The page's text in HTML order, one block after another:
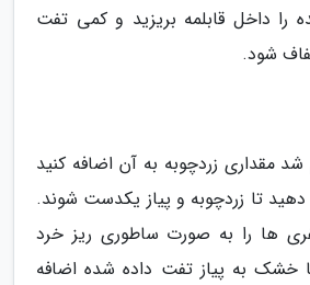
را داخل قابلمه بریزید و کمی تفت
شود.
شد مقداری زردچوبه به آن اضافه کنید
دهید تا زردچوبه و پیاز یکدست شوند.
ها را به صورت ساطوری ریز خرد
خشک به پیاز تفت داده شده اضافه